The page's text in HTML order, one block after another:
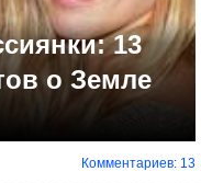
13
о Земле
Комментариев: 13